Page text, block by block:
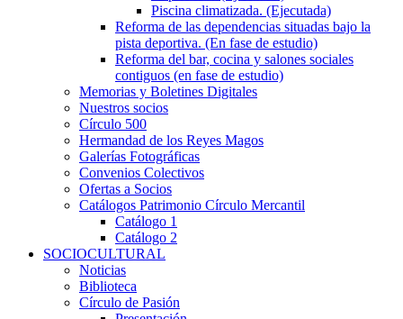
Piscina climatizada. (Ejecutada)
Reforma de las dependencias situadas bajo la
pista deportiva. (En fase de estudio)
Reforma del bar, cocina y salones sociales
contiguos (en fase de estudio)
Memorias y Boletines Digitales
Nuestros socios
Círculo 500
Hermandad de los Reyes Magos
Galerías Fotográficas
Convenios Colectivos
Ofertas a Socios
Catálogos Patrimonio Círculo Mercantil
Catálogo 1
Catálogo 2
SOCIOCULTURAL
Noticias
Biblioteca
Círculo de Pasión